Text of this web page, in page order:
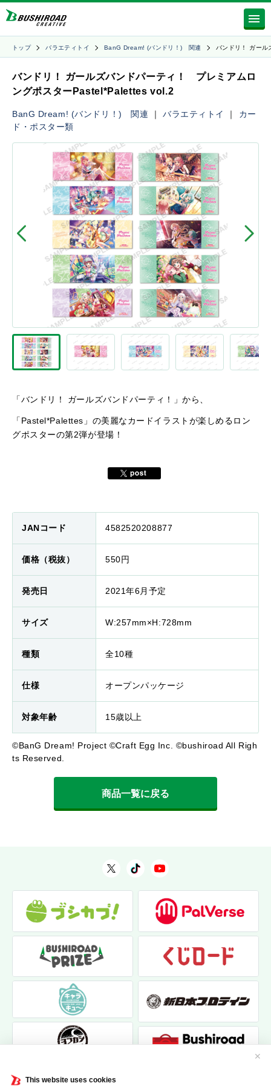
This website uses cookies
✕
トップ バラエティトイ BanG Dream! (バンドリ！) 関連 バンドリ！ ガー
バンドリ！ ガールズバンドパーティ！ プレミアムロ
ングポスターPastel*Palettes vol.2
BanG Dream! (バンドリ！) 関連 ｜バラエティトイ ｜ カー
ド・ポスター類
「バンドリ！ ガールズバンドパーティ！」から、
「Pastel*Palettes」の美麗なカードイラストが楽しめるロン
グポスターの第2弾が登場！
JANコード 4582520208877
価格（税抜） 550円
発売日 2021年6月予定
サイズ W:257mm×H:728mm
種類 全10種
仕様 オープンパッケージ
対象年齢 15歳以上
©BanG Dream! Project ©Craft Egg Inc. ©bushiroad All Righ
ts Reserved.
商品一覧に戻る